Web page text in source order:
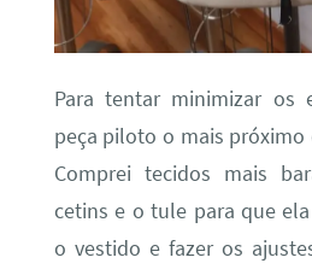
Para tentar minimizar os
peça piloto o mais
Comprei tecidos mais
cetins e o tule para que
o vestido e fazer os